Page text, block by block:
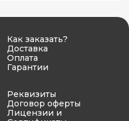
Как заказать?
Доставка
Оплата
Гарантии
Реквизиты
Договор оферты
Лицензии и